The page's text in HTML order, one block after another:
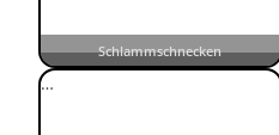
Schlammschnecken
…